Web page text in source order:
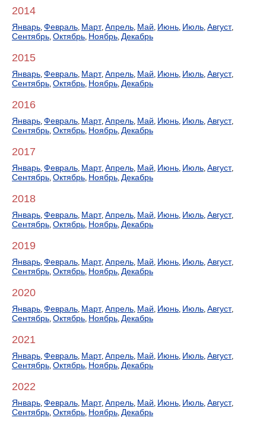
2014
Январь, Февраль, Март, Апрель, Май, Июнь, Июль, Август,
Сентябрь, Октябрь, Ноябрь, Декабрь
2015
Январь, Февраль, Март, Апрель, Май, Июнь, Июль, Август,
Сентябрь, Октябрь, Ноябрь, Декабрь
2016
Январь, Февраль, Март, Апрель, Май, Июнь, Июль, Август,
Сентябрь, Октябрь, Ноябрь, Декабрь
2017
Январь, Февраль, Март, Апрель, Май, Июнь, Июль, Август,
Сентябрь, Октябрь, Ноябрь, Декабрь
2018
Январь, Февраль, Март, Апрель, Май, Июнь, Июль, Август,
Сентябрь, Октябрь, Ноябрь, Декабрь
2019
Январь, Февраль, Март, Апрель, Май, Июнь, Июль, Август,
Сентябрь, Октябрь, Ноябрь, Декабрь
2020
Январь, Февраль, Март, Апрель, Май, Июнь, Июль, Август,
Сентябрь, Октябрь, Ноябрь, Декабрь
2021
Январь, Февраль, Март, Апрель, Май, Июнь, Июль, Август,
Сентябрь, Октябрь, Ноябрь, Декабрь
2022
Январь, Февраль, Март, Апрель, Май, Июнь, Июль, Август,
Сентябрь, Октябрь, Ноябрь, Декабрь